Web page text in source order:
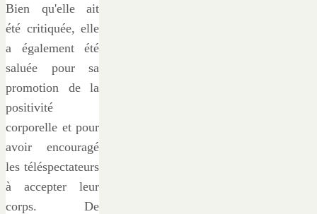
Bien qu'elle ait
été critiquée, elle
a également été
saluée pour sa
promotion de la
positivité
corporelle et pour
avoir encouragé
les téléspectateurs
à accepter leur
corps. De